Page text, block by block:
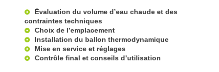
Évaluation du volume d’eau chaude et des
contraintes techniques
Choix de l’emplacement
Installation du ballon thermodynamique
Mise en service et réglages
Contrôle final et conseils d’utilisation